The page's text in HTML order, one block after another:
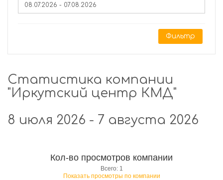
Фильтр
Статистика компании
"Иркутский центр КМД"
8 июля 2026 - 7 августа 2026
Кол-во просмотров компании
Всего: 1
Показать просмотры по компании